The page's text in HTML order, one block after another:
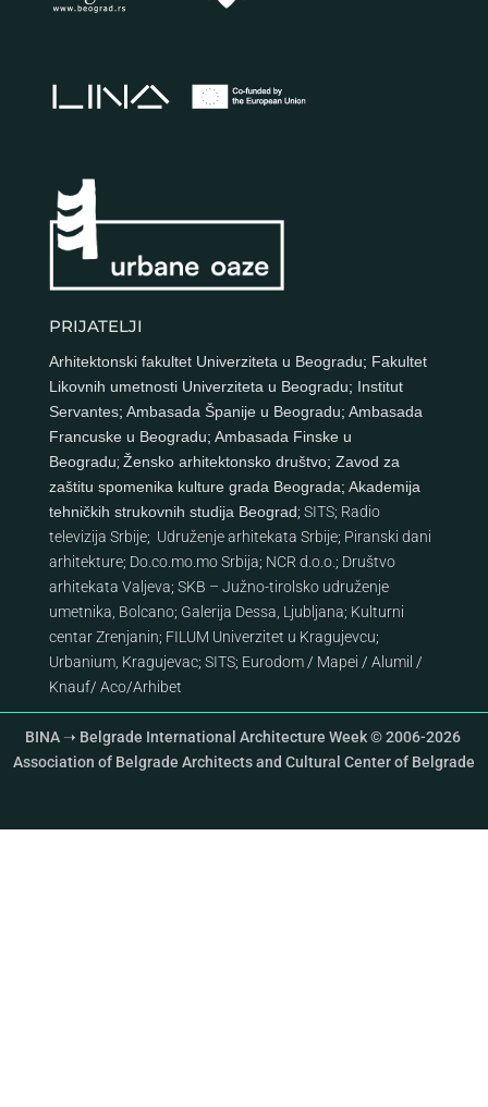
PRIJATELJI
Arhitektonski fakultet Univerziteta u Beogradu; Fakultet
Likovnih umetnosti Univerziteta u Beogradu; Institut
Servantes; Ambasada Španije u Beogradu; Ambasada
Francuske u Beogradu; Ambasada Finske u
Beogradu; Žensko arhitektonsko društvo; Zavod za
zaštitu spomenika kulture grada Beograda; Akademija
tehničkih strukovnih studija Beograd; SITS; Radio
televizija Srbije; Udruženje arhitekata Srbije; Piranski dani
arhitekture; Do.co.mo.mo Srbija; NCR d.o.o. ; Društvo
arhitekata Valjeva; SKB – Južno-tirolsko udruženje
umetnika, Bolcano; Galerija Dessa, Ljubljana; Kulturni
centar Zrenjanin; FILUM Univerzitet u Kragujevcu;
Urbanium, Kragujevac; SITS; Eurodom/ Mapei / Alumil /
Knauf/ Aco/Arhibet
BINA ➝ Belgrade International Architecture Week © 2006-2026
Association of Belgrade Architects and Cultural Center of Belgrade